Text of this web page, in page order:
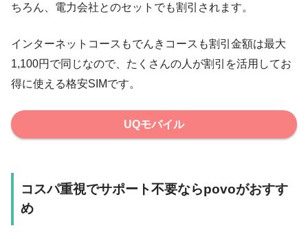
ちろん、電力会社とのセットでも割引されます。
インターネットコースもでんきコースも割引金額は最大
1,100円で同じなので、たくさんの人が割引を活用してお
得に使える格安SIMです。
UQモバイル
コスパ重視でサポート不要ならpovoがおすす
め